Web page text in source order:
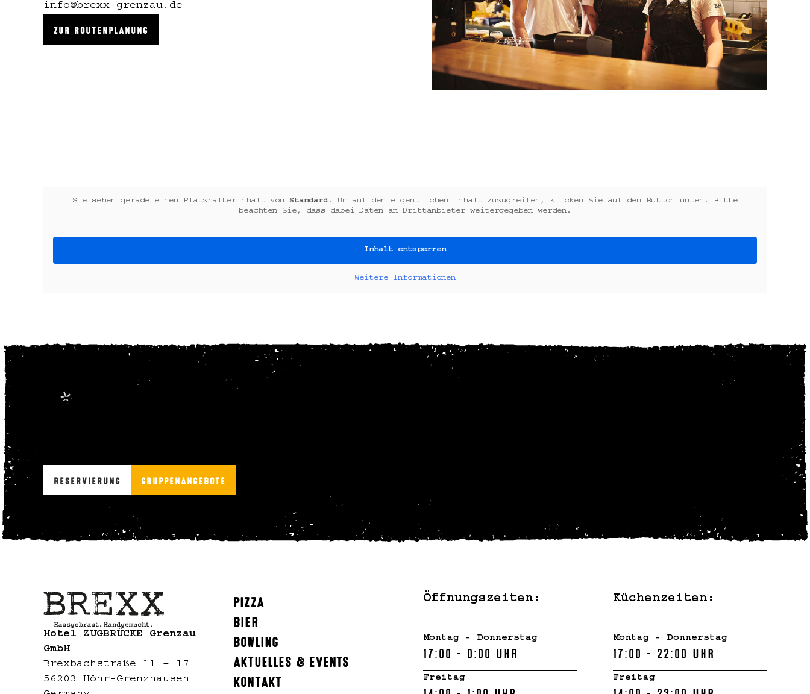
info@brexx-grenzau.de
ZUR ROUTENPLANUNG
Sie sehen gerade einen Platzhalterinhalt von Standard. Um auf den eigentlichen Inhalt zuzugreifen, klicken Sie auf den Button unten. Bitte
beachten Sie, dass dabei Daten an Drittanbieter weitergegeben werden.
Inhalt entsperren
Weitere Informationen
Reservierung und Kontakt
RESERVIERUNG GRUPPENANGEBOTE
Hotel ZUGBRÜCKE Grenzau
GmbH
Brexbachstraße 11 – 17
56203 Höhr-Grenzhausen
PIZZA
BIER
BOWLING
AKTUELLES & EVENTS
KONTAKT
Öffnungszeiten:
Montag - Donnerstag
17:00 - 0:00 Uhr
Freitag
Küchenzeiten:
Montag - Donnerstag
17:00 - 22:00 Uhr
Freitag